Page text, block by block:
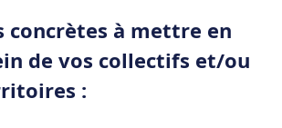
concrètes à mettre en
de vos collectifs et/ou
: